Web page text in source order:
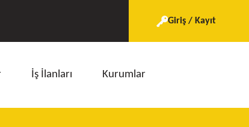
Giriş / Kayıt
İş İlanları Kurumlar